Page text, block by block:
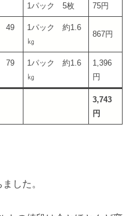
1パック 5枚 75円
49
1パック 約1.6
㎏
867円
79
1パック 約1.6
㎏
1,396
円
3,743
円
した。